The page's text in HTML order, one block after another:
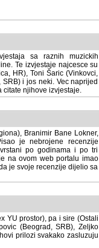
sa raznih muzickih
Te izvjestaje najcesce su
HR), Toni Šaric (Vinkovci,
i jos neki. Vec naprijed
njihove izvjestaje.
Branimir Bane Lokner,
recenzije muzickih
godinama i po tri osnovne
portalu imao svoju rubriku.
dijelio sa svima vama,
YU prostor), pa i sire (Ostali
SRB), Zeljko Milovic
svakako zasluzuju da se